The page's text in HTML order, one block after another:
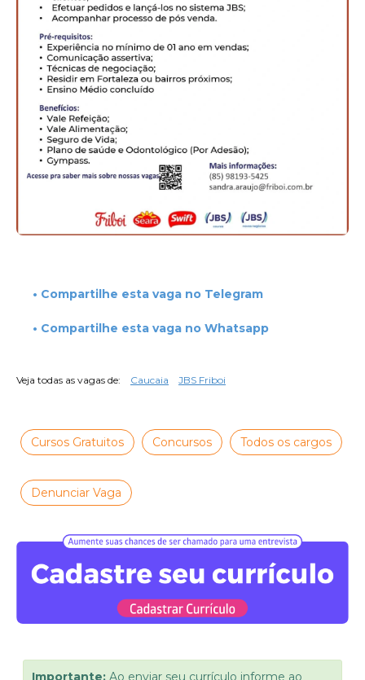
• Compartilhe esta vaga no Telegram
• Compartilhe esta vaga no Whatsapp
Veja todas as vagas de: Caucaia JBS Friboi
Cursos Gratuitos Concursos Todos os cargos
Denunciar Vaga
Importante: Ao enviar seu currículo informe ao